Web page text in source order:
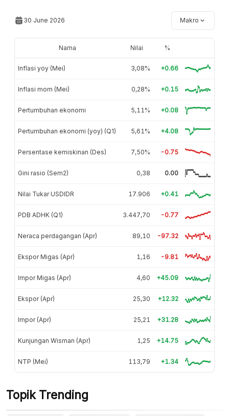
30 June 2026 Makro
Nama Nilai %
Inflasi yoy (Mei) 3,08% +0.66
Inflasi mom (Mei) 0,28% +0.15
Pertumbuhan ekonomi 5,11% +0.08
Pertumbuhan ekonomi (yoy) (Q1) 5,61% +4.08
Persentase kemiskinan (Des) 7,50% -0.75
Gini rasio (Sem2) 0,38 0.00
Nilai Tukar USDIDR 17.906 +0.41
PDB ADHK (Q1) 3.447,70 -0.77
Neraca perdagangan (Apr) 89,10 -97.32
Ekspor Migas (Apr) 1,16 -9.81
Impor Migas (Apr) 4,60 +45.09
Ekspor (Apr) 25,30 +12.32
Impor (Apr) 25,21 +31.28
Kunjungan Wisman (Apr) 1,25 +14.75
NTP (Mei) 113,79 +1.34
Topik Trending